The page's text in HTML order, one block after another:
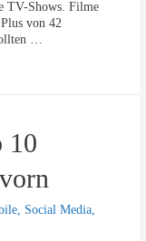
TV-Shows. Filme
von 42
…
10
Social Media